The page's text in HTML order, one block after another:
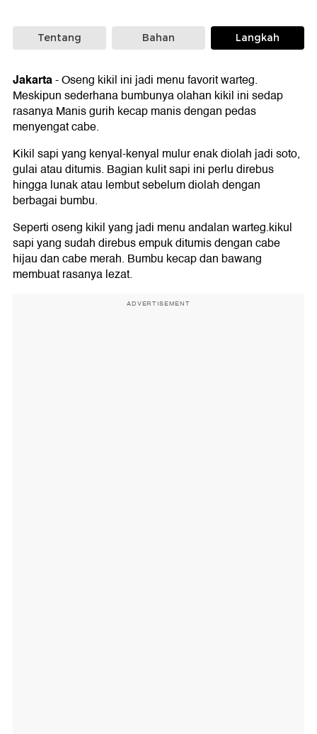
Tentang Bahan Langkah
Jakarta-Oseng kikil ini jadi menu favorit warteg.
Meskipun sederhana bumbunya olahan kikil ini sedap
rasanya Manis gurih kecap manis dengan pedas
menyengat cabe.
Kikil sapi yang kenyal-kenyal mulur enak diolah jadi soto,
gulai atau ditumis. Bagian kulit sapi ini perlu direbus
hingga lunak atau lembut sebelum diolah dengan
berbagai bumbu.
Seperti oseng kikil yang jadi menu andalan warteg.kikul
sapi yang sudah direbus empuk ditumis dengan cabe
hijau dan cabe merah. Bumbu kecap dan bawang
membuat rasanya lezat.
ADVERTISEMENT